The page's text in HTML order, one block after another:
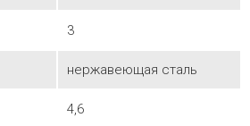
3
нержавеющая сталь
4,6